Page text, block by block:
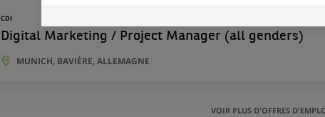
CDI
Digital Marketing / Project Manager (all genders)
MUNICH, BAVIÈRE, ALLEMAGNE
VOIR PLUS D'OFFRES